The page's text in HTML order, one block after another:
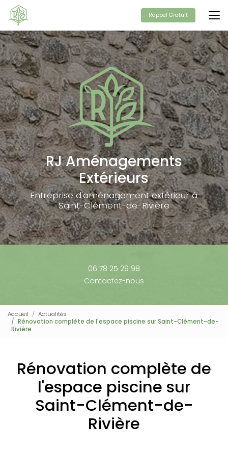
Aller
contenu
principal
Rappel Gratuit
RJ Aménagements
Extérieurs
Entreprise d'aménagement extérieur à
Saint-Clément-de-Rivière
06 78 25 29 98
Contactez-nous
Accueil
Actualités
Rénovation complète de l'espace piscine sur Saint-Clément-de-
Rivière
Rénovation complète de
l'espace piscine sur
Saint-Clément-de-
Rivière